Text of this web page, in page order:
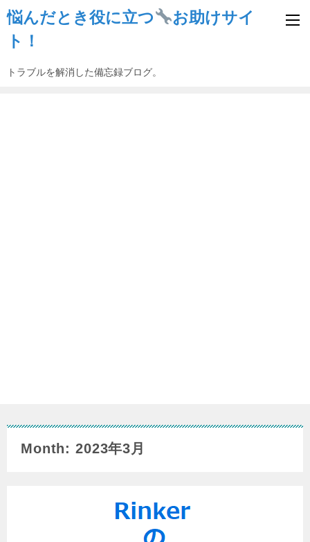
悩んだとき役に立つ
お助けサイ
ト！
トラブルを解消した備忘録ブログ。
Month: 2023年3月